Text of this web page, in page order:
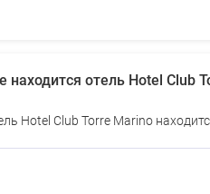
находится отель Hotel Club
Hotel Club Torre Marino